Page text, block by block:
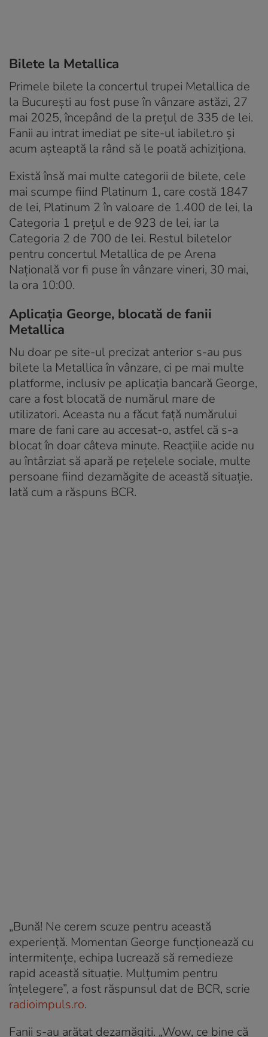
Bilete la Metallica
Primele bilete la concertul trupei Metallica de
la București au fost puse în vânzare astăzi, 27
mai 2025, începând de la prețul de 335 de lei.
Fanii au intrat imediat pe site-ul iabilet.ro și
acum așteaptă la rând să le poată achiziționa.
Există însă mai multe categorii de bilete, cele
mai scumpe fiind Platinum 1, care costă 1847
de lei, Platinum 2 în valoare de 1.400 de lei, la
Categoria 1 prețul e de 923 de lei, iar la
Categoria 2 de 700 de lei. Restul biletelor
pentru concertul Metallica de pe Arena
Națională vor fi puse în vânzare vineri, 30 mai,
la ora 10:00.
Aplicația George, blocată de fanii
Metallica
Nu doar pe site-ul precizat anterior s-au pus
bilete la Metallica în vânzare, ci pe mai multe
platforme, inclusiv pe aplicația bancară George,
care a fost blocată de numărul mare de
utilizatori. Aceasta nu a făcut față numărului
mare de fani care au accesat-o, astfel că s-a
blocat în doar câteva minute. Reacțiile acide nu
au întârziat să apară pe rețelele sociale, multe
persoane fiind dezamăgite de această situație.
Iată cum a răspuns BCR.
„Bună! Ne cerem scuze pentru această
experiență. Momentan George funcționează cu
intermitențe, echipa lucrează să remedieze
rapid această situație. Mulțumim pentru
înțelegere”, a fost răspunsul dat de BCR, scrie
radioimpuls.ro.
Fanii s-au arătat dezamăgiți. „Wow, ce bine că